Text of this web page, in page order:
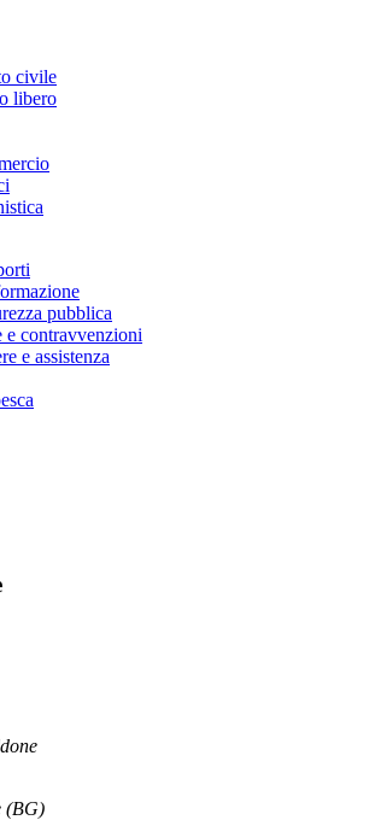
civile
libero
pubblica
contravvenzioni
e assistenza
(BG)